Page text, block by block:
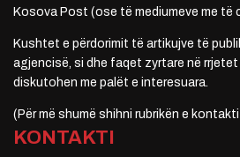
Kosova Post (ose të mediumeve me të
Kushtet e përdorimit të artikujve të
agjencisë, si dhe faqet zyrtare në
diskutohen me palët e interesuara.
(Për më shumë shihni rubrikën e
KONTAKTI